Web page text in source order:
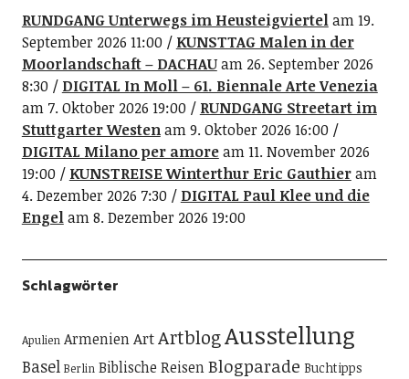
RUNDGANG Unterwegs im Heusteigviertelam 19.
September 2026 11:00
KUNSTTAG Malen in der
Moorlandschaft – DACHAUam 26. September 2026
8:30
DIGITAL In Moll – 61. Biennale Arte Venezia
am 7. Oktober 2026 19:00
RUNDGANG Streetart im
Stuttgarter Westenam 9. Oktober 2026 16:00
DIGITAL Milano per amoream 11. November 2026
19:00
KUNSTREISE Winterthur Eric Gauthieram
4. Dezember 2026 7:30
DIGITAL Paul Klee und die
Engelam 8. Dezember 2026 19:00
Schlagwörter
Apulien ArmenienArtArtblogAusstellung
Basel Berlin Biblische ReisenBlogparade Buchtipps